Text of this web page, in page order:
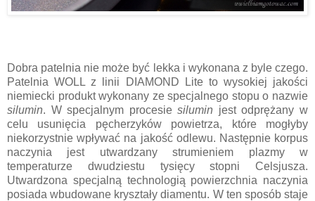
Dobra patelnia nie może być lekka i wykonana z byle czego.
Patelnia WOLL z linii DIAMOND Lite to wysokiej jakości
niemiecki produkt wykonany ze specjalnego stopu o nazwie
silumin. W specjalnym procesiesilumin jest odprężany w
celu usunięcia pęcherzyków powietrza, które mogłyby
niekorzystnie wpływać na jakość odlewu. Następnie korpus
naczynia jest utwardzany strumieniem plazmy w
temperaturze dwudziestu tysięcy stopni Celsjusza.
Utwardzona specjalną technologią powierzchnia naczynia
posiada wbudowane kryształy diamentu. W ten sposób staje